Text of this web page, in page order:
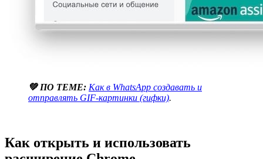
💚 ПО ТЕМЕ: Как в WhatsApp создавать и
отправлять GIF-картинки (гифки).
Как открыть и использовать